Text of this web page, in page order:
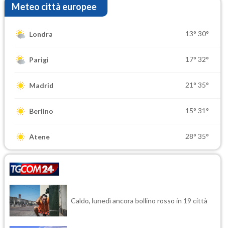
Meteo città europee
Londra 13° 30°
Parigi 17° 32°
Madrid 21° 35°
Berlino 15° 31°
Atene 28° 35°
Caldo, lunedì ancora bollino rosso in 19 città